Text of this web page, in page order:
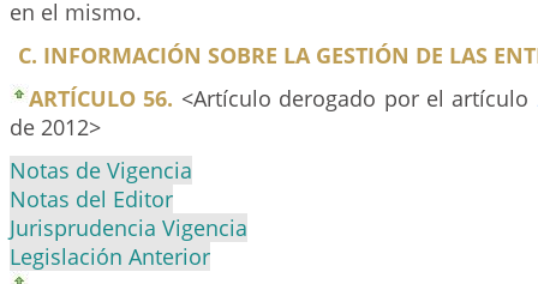
en el mismo.
C. INFORMACIÓN SOBRE LA GESTIÓN DE LAS
ARTÍCULO 56. <Artículo derogado por el artículo
de 2012>
Notas de Vigencia
Notas del Editor
Jurisprudencia Vigencia
Legislación Anterior